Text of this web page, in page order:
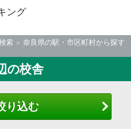
ング
索
奈良県の駅・市区町村から探す
の校舎
り込む